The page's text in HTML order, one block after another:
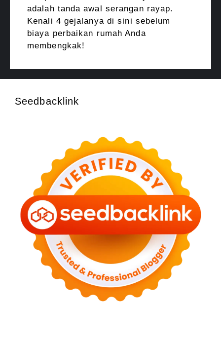
adalah tanda awal serangan rayap.
Kenali 4 gejalanya di sini sebelum
biaya perbaikan rumah Anda
membengkak!
Seedbacklink